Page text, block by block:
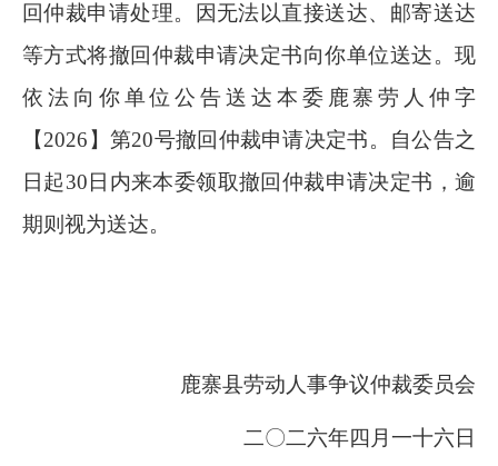
回仲裁申请处理。因无法以直接送达、邮寄送达
等方式将撤回仲裁申请决定书向你单位送达。现
依法向你单位公告送达本委鹿寨劳人仲字
【2026 】第20号撤回仲裁申请决定书。自公告之
日起30 日内来本委领取撤回仲裁申请决定书，逾
期则视为送达。
鹿寨县劳动人事争议仲裁委员会
二〇二六年四月一十六日